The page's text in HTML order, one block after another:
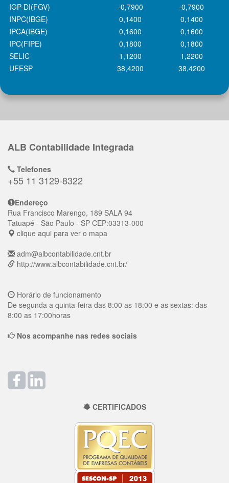
IGP-DI(FGV)
-0,7900
-0,7900
INPC(IBGE)
0,1400
0,1400
IPCA(IBGE)
0,1600
0,1600
IPC(FIPE)
0,1800
0,1800
SELIC
1,1200
1,2200
UFESP
38,4200 38,4200
ALB Contabilidade Integrada
Telefones
+55 11 3129-8322
Endereço
Rua Francisco Marengo, 189 SALA 94
Tatuapé - São Paulo - SP CEP:03313-000
clique aqui para ver o mapa
adm@albcontabilidade.cnt.br
http://www.albcontabilidade.cnt.br/
Horário de funcionamento
De segunda a quinta-feira das 8:00 as 18:00 e as sextas: das
8:00 as 17:00horas
Nos acompanhe nas redes sociais
CERTIFICADOS